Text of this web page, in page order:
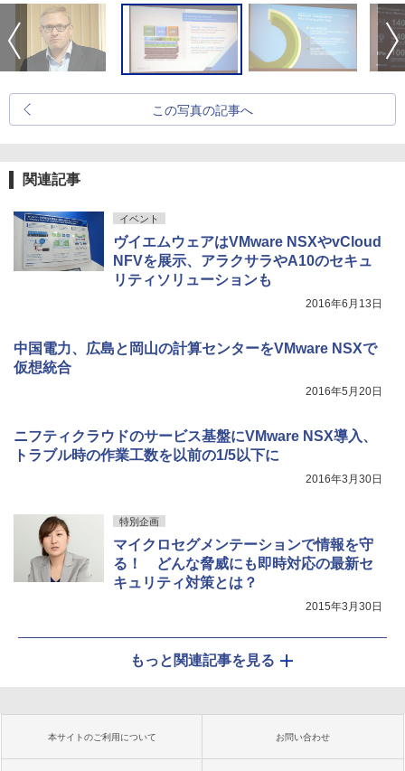
この写真の記事へ
関連記事
イベント
ヴイエムウェアはVMware NSXやvCloud
NFVを展示、アラクサラやA10のセキュ
リティソリューションも
2016年6月13日
中国電力、広島と岡山の計算センターをVMware NSXで
仮想統合
2016年5月20日
ニフティクラウドのサービス基盤にVMware NSX導入、
トラブル時の作業工数を以前の1/5以下に
2016年3月30日
特別企画
マイクロセグメンテーションで情報を守
る！ どんな脅威にも即時対応の最新セ
キュリティ対策とは？
2015年3月30日
もっと関連記事を見る
本サイトのご利用について お問い合わせ